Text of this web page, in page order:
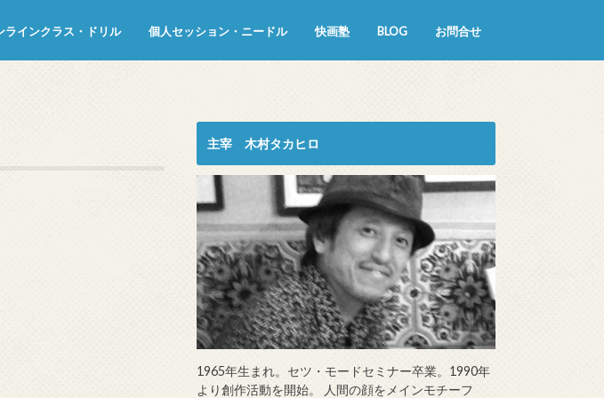
ラインクラス・ドリル 個人セッション・ニードル 快画塾 BLOG お問合せ
主宰 木村タカヒロ
1965年生まれ。セツ・モードセミナー卒業。1990年
より創作活動を開始。 人間の顔をメインモチーフ